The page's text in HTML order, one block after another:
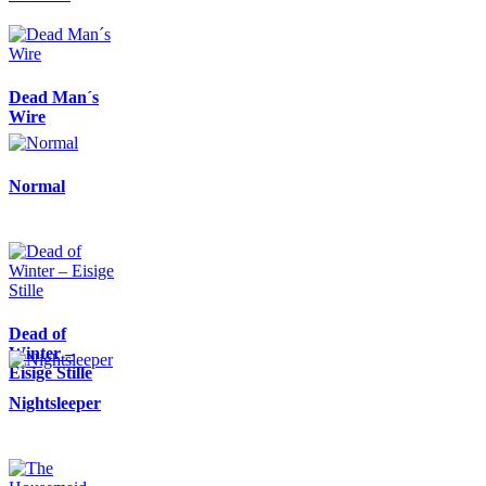
Dead Man´s
Wire
Normal
Dead of
Winter –
Eisige Stille
Nightsleeper